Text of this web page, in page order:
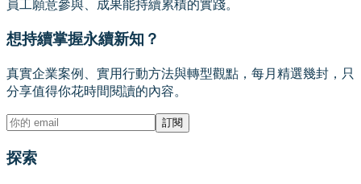
員工願意參與、成果能持續累積的實踐。
想持續掌握永續新知？
真實企業案例、實用行動方法與轉型觀點，每月精選幾封，只
分享值得你花時間閱讀的內容。
訂閱
探索